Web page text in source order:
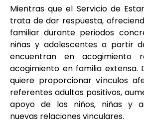
Mientras que el Servicio de
trata de dar respuesta,
familiar durante periodos
niñas y adolescentes a partir
encuentran en acogimiento
acogimiento en familia extensa.
quiere proporcionar vínculos
referentes adultos positivos,
apoyo de los niños, niñas y
nuevas relaciones vinculares.